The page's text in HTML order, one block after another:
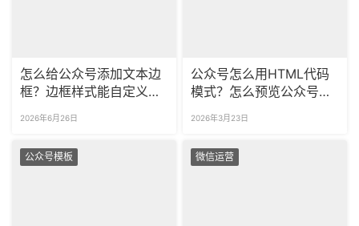
怎么给公众号添加文本边
框？边框样式能自定义调
2026年6月26日
公众号怎么用HTML代码
模式？怎么预览公众号代
2026年3月23日
公众号模板 微信运营